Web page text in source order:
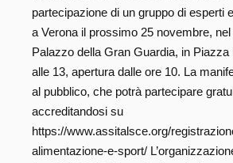
partecipazione di un gruppo di esperti
a Verona il prossimo 25 novembre,
Palazzo della Gran Guardia, in Piazza
alle 13, apertura dalle ore 10. La
al pubblico, che potrà partecipare
accreditandosi su
https://www.assitalsce.org/
alimentazione-e-sport/